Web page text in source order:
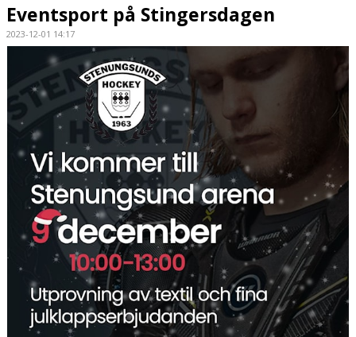
Eventsport på Stingersdagen
2023-12-01 14:17